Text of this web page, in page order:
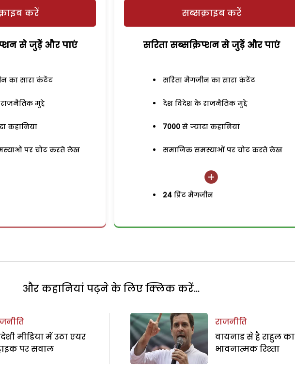
करें
से जुड़ेें और पाएं
का सारा कंटेंट
मुद्दे
कहानियां
पर चोट करते लेख
सब्सक्राइब करें
सरिता सब्सक्रिप्शन से जुड़ेें और पाएं
सरिता मैगजीन का सारा कंटेंट
देश विदेश के राजनैतिक मुद्दे
7000 से ज्यादा कहानियां
समाजिक समस्याओं पर चोट करते लेख
24 प्रिंट मैगजीन
और कहानियां पढ़ने के लिए क्लिक करें...
मीडिया में उठा एयर
पर सवाल
राजनीति
वायनाड से है राहुल का
भावनात्मक रिश्ता